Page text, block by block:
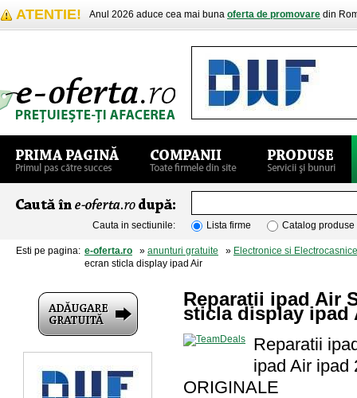
ATENTIE! Anul 2026 aduce cea mai buna oferta de promovare din
Cauta in sectiunile: Lista firme Catalog produse
Esti pe pagina: e-oferta.ro » anunturi gratuite » Electronice si Electrocasnice
ecran sticla display ipad Air
Reparatii ipad Air
sticla display ipad
Reparatii
ipad Air ipad
ORIGINALE